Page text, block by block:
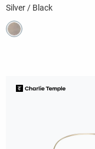
Silver / Black